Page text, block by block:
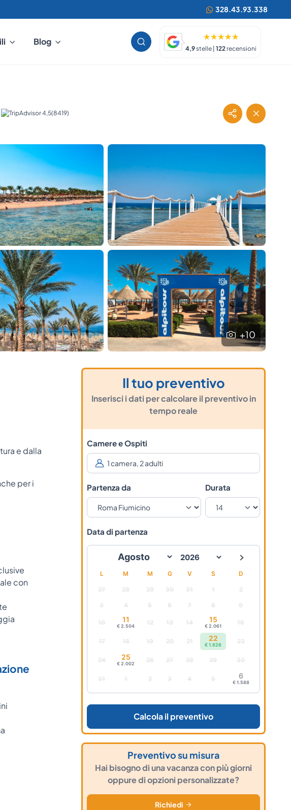
328.43.93.338
Blog
4,9stelle | 122recensioni
(8419)
+10
e dalla
per i
con
Il tuo preventivo
Inserisci i dati per calcolare il preventivo in
tempo reale
Camere e Ospiti
Partenza da Durata
Data di partenza
L M M G V S D
27 28 29 30 31 1 2
3 4 5 6 7 8 9
10 11
€ 2.504 12 13 14 15
€ 2.061 16
17 18 19 20 21 22
€ 1.826 23
24 25
€ 2.002 26 27 28 29 30
31 1 2 3 4 5 6
€ 1.588
Calcola il preventivo
Preventivo su misura
Hai bisogno di una vacanza con più giorni
oppure di opzioni personalizzate?
Richiedi